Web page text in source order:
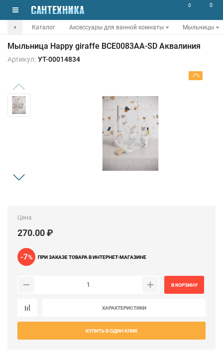
0 0
Каталог Аксессуары для ванной комнаты Мыльницы
Мыльница Happy giraffe BCE0083AA-SD Аквалиния
Артикул: УТ-00014834
-7%
Цена
270.00 ₽
-7% ПРИ ЗАКАЗЕ ТОВАРА В ИНТЕРНЕТ-МАГАЗИНЕ
В КОРЗИНУ
ХАРАКТЕРИСТИКИ
КУПИТЬ В ОДИН КЛИК